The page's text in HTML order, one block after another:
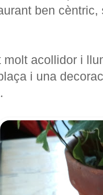
ben
molt acollidor i
i una